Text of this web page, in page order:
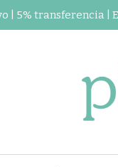
| 5% transferencia |